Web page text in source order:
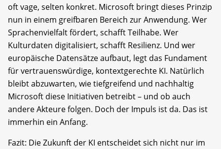
oft vage, selten konkret. Microsoft bringt dieses Prinzip
nun in einem greifbaren Bereich zur Anwendung. Wer
Sprachenvielfalt fördert, schafft Teilhabe. Wer
Kulturdaten digitalisiert, schafft Resilienz. Und wer
europäische Datensätze aufbaut, legt das Fundament
für vertrauenswürdige, kontextgerechte KI. Natürlich
bleibt abzuwarten, wie tiefgreifend und nachhaltig
Microsoft diese Initiativen betreibt – und ob auch
andere Akteure folgen. Doch der Impuls ist da. Das ist
immerhin ein Anfang.
Fazit: Die Zukunft der KI entscheidet sich nicht nur im